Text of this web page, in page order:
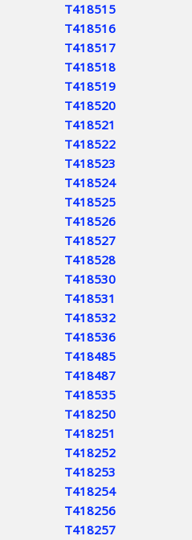
T418515
T418516
T418517
T418518
T418519
T418520
T418521
T418522
T418523
T418524
T418525
T418526
T418527
T418528
T418530
T418531
T418532
T418536
T418485
T418487
T418535
T418250
T418251
T418252
T418253
T418254
T418256
T418257